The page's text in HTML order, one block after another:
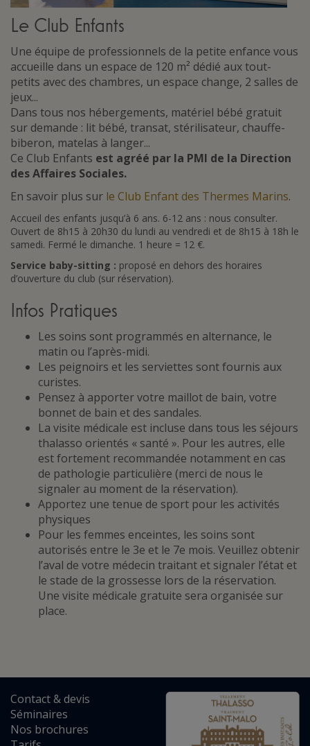
Le Club Enfants
Une équipe de professionnels de la petite enfance vous
accueille dans un espace de 120 m² dédié aux tout-
petits avec des chambres, un espace change, 2 salles de
jeux...
Dans tous nos hébergements, matériel bébé gratuit
sur demande : lit bébé, transat, stérilisateur, chauffe-
biberon, matelas à langer...
Ce Club Enfants est agréé par la PMI de la Direction
des Affaires Sociales.
En savoir plus sur le Club Enfant des Thermes Marins.
Accueil des enfants jusqu’à 6 ans. 6-12 ans : nous consulter.
Ouvert de 8h15 à 20h30 du lundi au vendredi et de 8h15 à 18h le
samedi. Fermé le dimanche. 1 heure = 12 €.
Service baby-sitting : proposé en dehors des horaires
d’ouverture du club (sur réservation).
Infos Pratiques
Les soins sont programmés en alternance, le
matin ou l’après-midi.
Les peignoirs et les serviettes sont fournis aux
curistes.
Pensez à apporter votre maillot de bain, votre
bonnet de bain et des sandales.
La visite médicale est incluse dans tous les séjours
thalasso orientés « santé ». Pour les autres, elle
est fortement recommandée notamment en cas
de pathologie particulière (merci de nous le
signaler au moment de la réservation).
Apportez une tenue de sport pour les activités
physiques
Pour les femmes enceintes, les soins sont
autorisés entre le 3e et le 7e mois. Veuillez obtenir
l’aval de votre médecin traitant et signaler l’état et
le stade de la grossesse lors de la réservation.
Une visite médicale gratuite sera organisée sur
place.
Contact&devis
Séminaires
Nos brochures